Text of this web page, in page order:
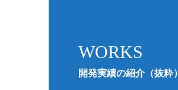
WORKS
開発実績の紹介（抜粋）